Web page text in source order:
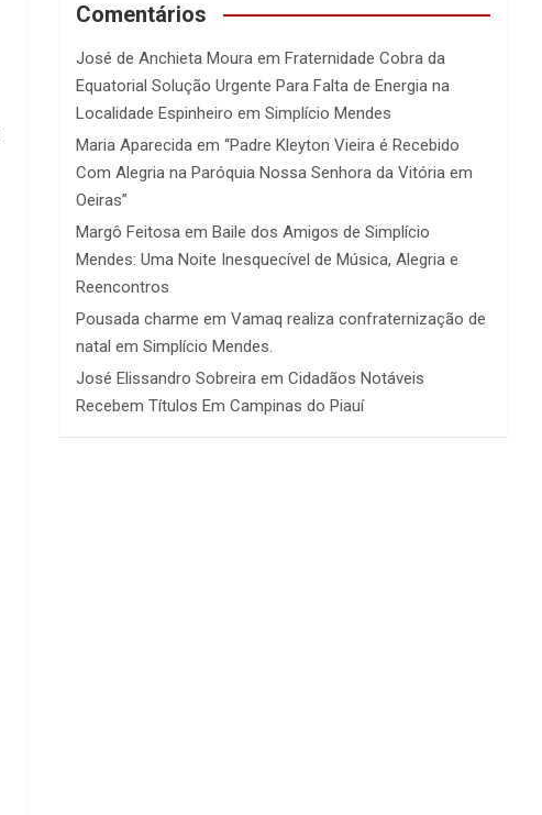
Comentários
José de Anchieta Moura emFraternidade Cobra da
Equatorial Solução Urgente Para Falta de Energia na
Localidade Espinheiro em Simplício Mendes
Maria Aparecida em“Padre Kleyton Vieira é Recebido
Com Alegria na Paróquia Nossa Senhora da Vitória em
Oeiras”
Margô Feitosa emBaile dos Amigos de Simplício
Mendes: Uma Noite Inesquecível de Música, Alegria e
Reencontros
Pousada charme emVamaq realiza confraternização de
natal em Simplício Mendes.
José Elissandro Sobreira emCidadãos Notáveis
Recebem Títulos Em Campinas do Piauí